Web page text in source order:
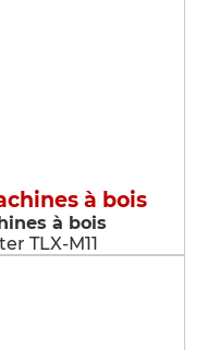
à bois
à bois
TLX-M11